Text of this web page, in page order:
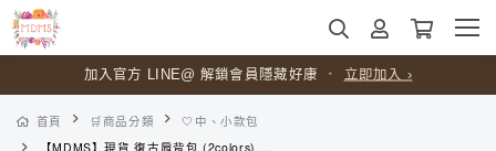
加入官方 LINE@ 解鎖會員隱藏好康 ・ 立即加入 ›
首頁 🛒商品分類
🤍中、小款包
【MDMS】現貨 復古肩背包 (2colors) 斜背包 馬鞍包 百搭 韓系 側背包 簡約 INS 小廢包 質感 小包包 迷你包 B026